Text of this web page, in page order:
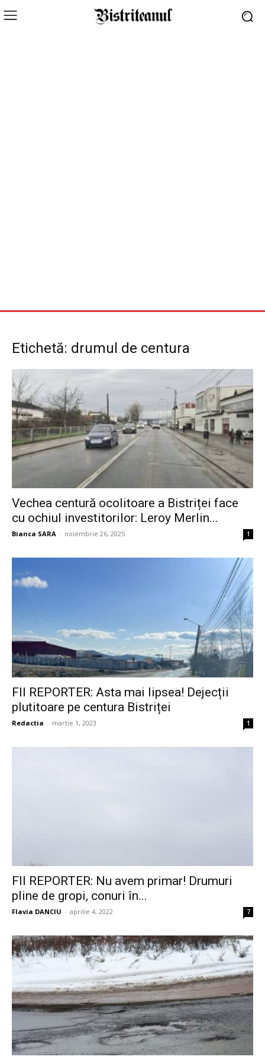
Etichetă: drumul de centura
Vechea centură ocolitoare a Bistriței face
cu ochiul investitorilor: Leroy Merlin...
Bianca SARA - noiembrie 26, 2025 1
FII REPORTER: Asta mai lipsea! Dejecții
plutitoare pe centura Bistriței
Redactia - martie 1, 2023 1
FII REPORTER: Nu avem primar! Drumuri
pline de gropi, conuri în...
Flavia DANCIU - aprilie 4, 2022 7